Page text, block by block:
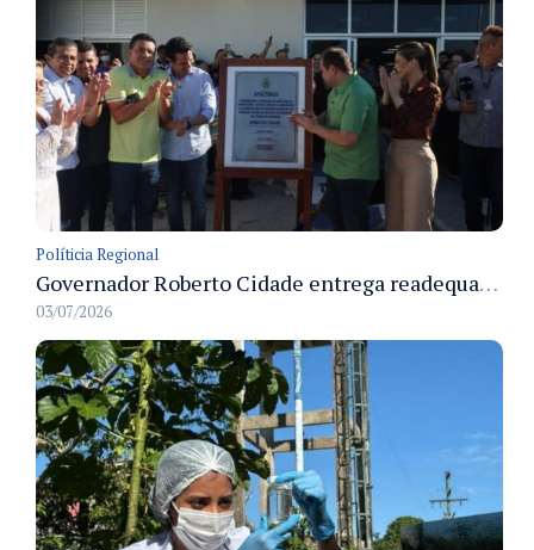
Políticia Regional
Governador Roberto Cidade entrega readequação do ambulatório da FCecon e amplia capacidade de atendimento oncológico em Manaus
03/07/2026